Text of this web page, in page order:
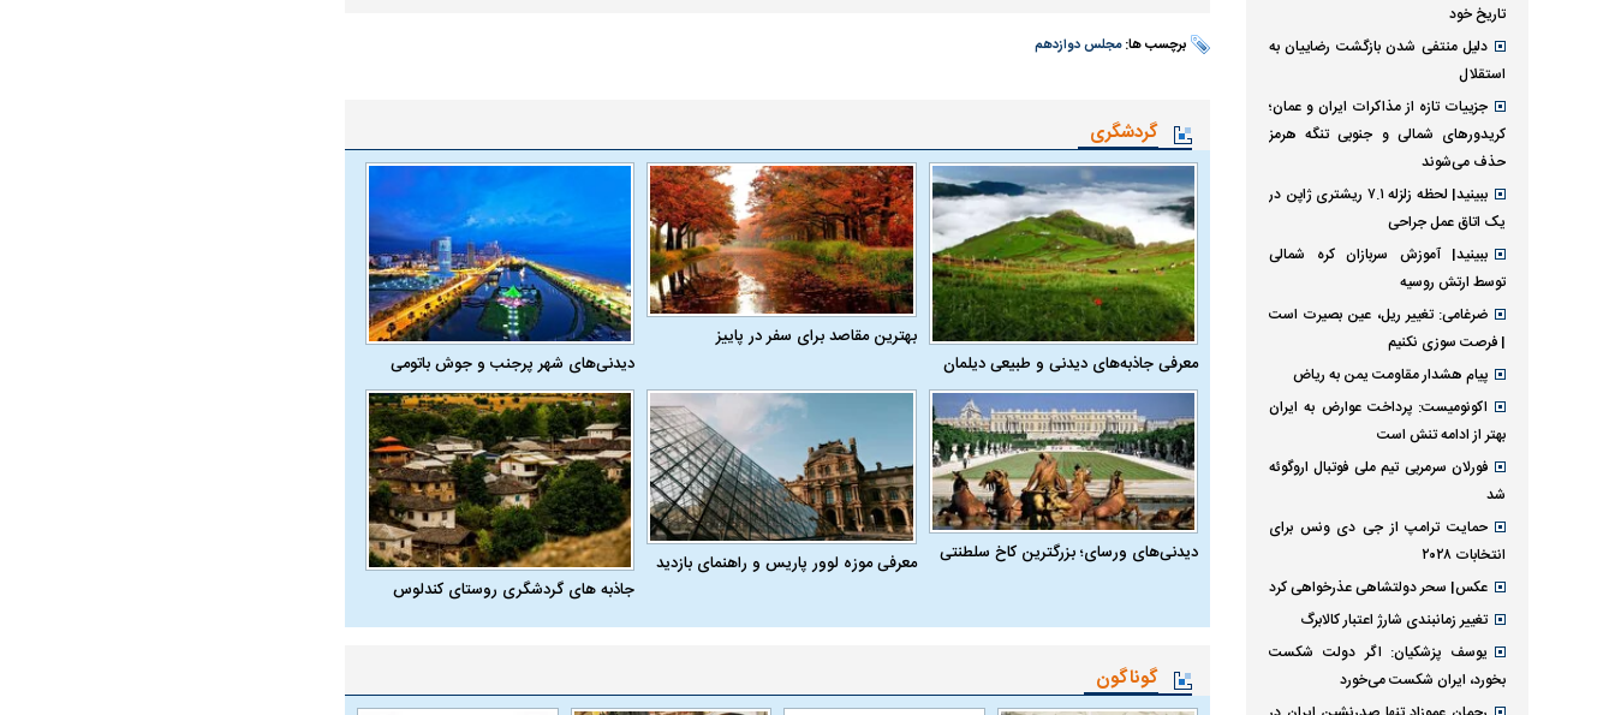
برچسب ها:مجلس دوازدهم
گردشگری
معرفی جاذبه‌های دیدنی و طبیعی دیلمان
بهترین مقاصد برای سفر در پاییز
دیدنی‌های شهر پرجنب و جوش باتومی
دیدنی‌های ورسای؛ بزرگترین کاخ سلطنتی
معرفی موزه لوور پاریس و راهنمای بازدید
جاذبه های گردشگری روستای کندلوس
گوناگون
تاریخ خود
دلیل منتفی شدن بازگشت رضاییان به
استقلال
جزییات تازه از مذاکرات ایران و عمان؛
کریدورهای شمالی و جنوبی تنگه هرمز
حذف می‌شوند
ببینید| لحظه زلزله ۷.۱ ریشتری ژاپن در
یک اتاق عمل جراحی
ببینید| آموزش سربازان کره شمالی
توسط ارتش روسیه
ضرغامی: تغییر ریل، عین بصیرت است
| فرصت سوزی نکنیم
پیام هشدار مقاومت یمن به ریاض
اکونومیست: پرداخت عوارض به ایران
بهتر از ادامه تنش است
فورلان سرمربی تیم ملی فوتبال اروگوئه
شد
حمایت ترامپ از جی دی ونس برای
انتخابات ۲۰۲۸
عکس| سحر دولتشاهی عذرخواهی کرد
تغییر زمانبندی‌ شارژ اعتبار کالابرگ
یوسف پزشکیان: اگر دولت شکست
بخورد، ایران شکست می‌خورد